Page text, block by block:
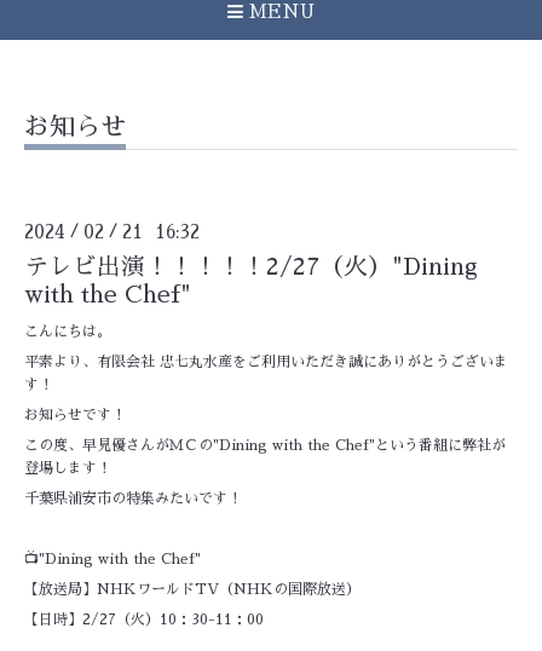
MENU
お知らせ
2024 / 02 / 21 16:32
テレビ出演！！！！！2/27（火）"Dining
with the Chef"
こんにちは。
平素より、有限会社 忠七丸水産をご利用いただき誠にありがとうございま
す！
お知らせです！
この度、早見優さんがＭＣの"Dining with the Chef"という番組に弊社が
登場します！
千葉県浦安市の特集みたいです！
📺"Dining with the Chef"
【放送局】NHKワールドTV（NHKの国際放送）
【日時】2/27（火）10：30-11：00